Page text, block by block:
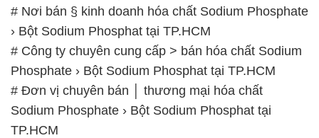
# Nơi bán § kinh doanh hóa chất Sodium Phosphate
› Bột Sodium Phosphat tại TP.HCM
# Công ty chuyên cung cấp > bán hóa chất Sodium
Phosphate › Bột Sodium Phosphat tại TP.HCM
# Đơn vị chuyên bán │ thương mại hóa chất
Sodium Phosphate › Bột Sodium Phosphat tại
TP.HCM